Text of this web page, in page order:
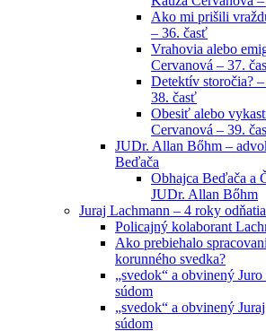
Ako mi prišili
– 36. časť
Vrahovia alebo
Cervanová – 37.
Detektív storočia?
38. časť
Obesiť alebo
Cervanová – 39.
JUDr. Allan Bőhm –
Beďača
Obhajca Beďača a
JUDr. Allan Bőhm
Juraj Lachmann – 4 roky
Policajný kolaborant
Ako prebiehalo
korunného svedka?
„svedok“ a obvinený
súdom
„svedok“ a obvinený
súdom